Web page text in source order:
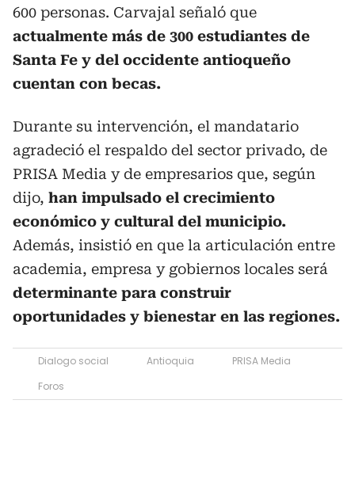
600 personas. Carvajal señaló que
actualmente más de 300 estudiantes de
Santa Fe y del occidente antioqueño
cuentan con becas.
Durante su intervención, el mandatario
agradeció el respaldo del sector privado, de
PRISA Media y de empresarios que, según
dijo, han impulsado el crecimiento
económico y cultural del municipio.
Además, insistió en que la articulación entre
academia, empresa y gobiernos locales será
determinante para construir
oportunidades y bienestar en las regiones.
Dialogo social Antioquia
PRISA Media
Foros